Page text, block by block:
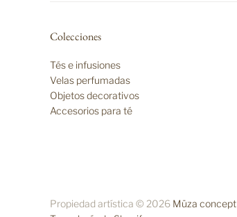
Colecciones
Tés e infusiones
Velas perfumadas
Objetos decorativos
Accesorios para té
Propiedad artística © 2026 Müza concept